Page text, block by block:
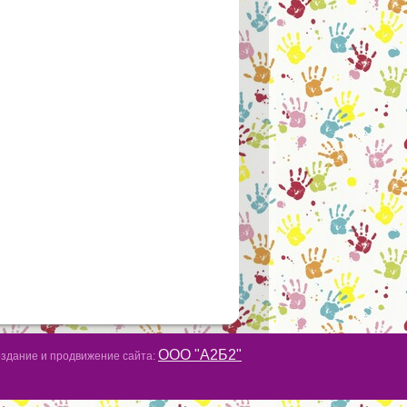
и продвижение сайта: ООО "А2Б2"